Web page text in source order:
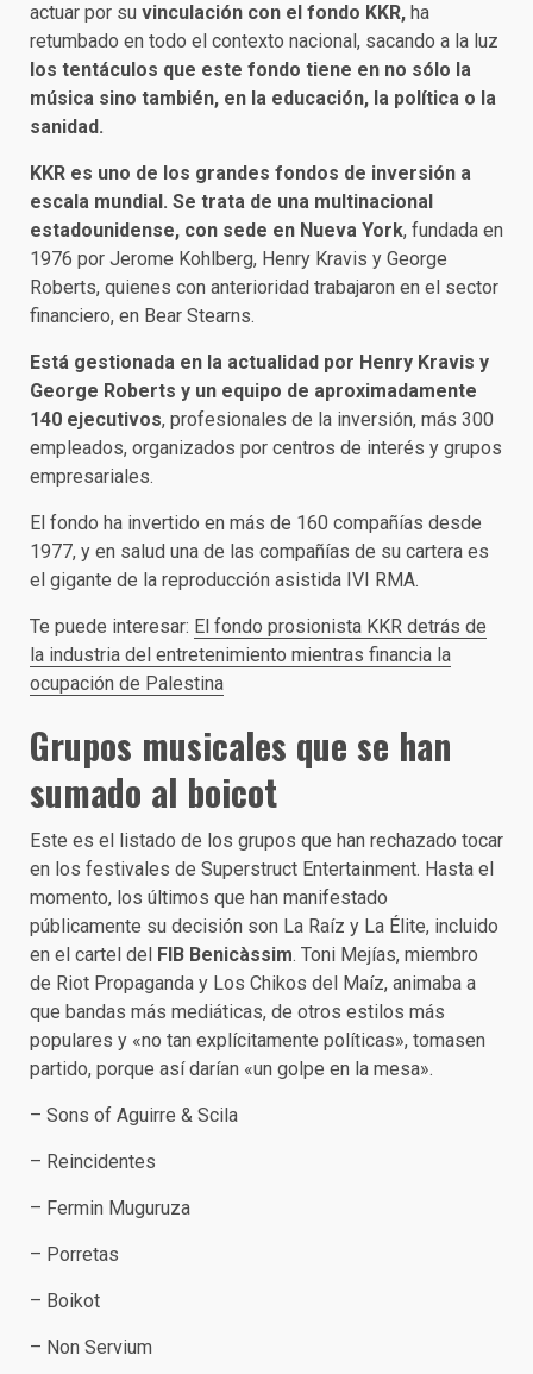
actuar por su vinculación con el fondo KKR, ha
retumbado en todo el contexto nacional, sacando a la luz
los tentáculos que este fondo tiene en no sólo la
música sino también, en la educación, la política o la
sanidad.
KKR es uno de los grandes fondos de inversión a
escala mundial. Se trata de una multinacional
estadounidense, con sede en Nueva York, fundada en
1976 por Jerome Kohlberg, Henry Kravis y George
Roberts, quienes con anterioridad trabajaron en el sector
financiero, en Bear Stearns.
Está gestionada en la actualidad por Henry Kravis y
George Roberts y un equipo de aproximadamente
140 ejecutivos, profesionales de la inversión, más 300
empleados, organizados por centros de interés y grupos
empresariales.
El fondo ha invertido en más de 160 compañías desde
1977, y en salud una de las compañías de su cartera es
el gigante de la reproducción asistida IVI RMA.
Te puede interesar: El fondo prosionista KKR detrás de
la industria del entretenimiento mientras financia la
ocupación de Palestina
Grupos musicales que se han
sumado al boicot
Este es el listado de los grupos que han rechazado tocar
en los festivales de Superstruct Entertainment. Hasta el
momento, los últimos que han manifestado
públicamente su decisión son La Raíz y La Élite, incluido
en el cartel del FIB Benicàssim. Toni Mejías, miembro
de Riot Propaganda y Los Chikos del Maíz, animaba a
que bandas más mediáticas, de otros estilos más
populares y «no tan explícitamente políticas», tomasen
partido, porque así darían «un golpe en la mesa».
– Sons of Aguirre & Scila
– Reincidentes
– Fermin Muguruza
– Porretas
– Boikot
– Non Servium